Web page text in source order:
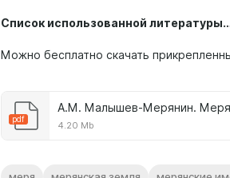
Список использованной
Можно бесплатно скачать
pdf
4.20 Mb